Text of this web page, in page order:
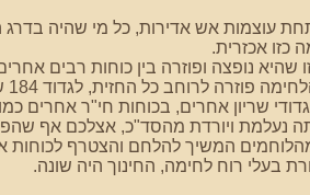
תחת עוצמות אש אדירות, כל מי שהיה
כזו אכזרית.
שריון אחרים, בכוחות חי"ר אחרים
נעלמת ויורדת מהסד"כ, אצלכם אף
המשיך להלחם והצטרף לכוחות
בעלי רוח לחימה, החינוך היה שונה.